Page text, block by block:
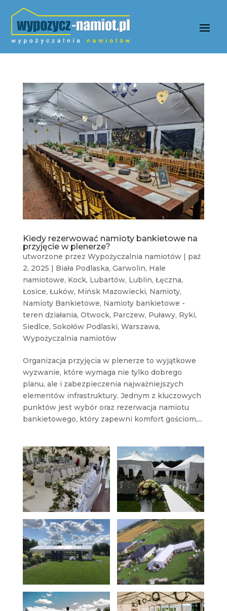
Kiedy rezerwować namioty bankietowe na
przyjęcie w plenerze?
utworzone przez Wypożyczalnia namiotów| paź
2, 2025 | Biała Podlaska, Garwolin, Hale
namiotowe, Kock, Lubartów, Lublin, Łęczna,
Łosice, Łuków, Mińsk Mazowiecki, Namioty,
Namioty Bankietowe, Namioty bankietowe -
teren działania, Otwock, Parczew, Puławy, Ryki,
Siedlce, Sokołów Podlaski, Warszawa,
Wypożyczalnia namiotów
Organizacja przyjęcia w plenerze to wyjątkowe
wyzwanie, które wymaga nie tylko dobrego
planu, ale i zabezpieczenia najważniejszych
elementów infrastruktury. Jednym z kluczowych
punktów jest wybór oraz rezerwacja namiotu
bankietowego, który zapewni komfort gościom,...